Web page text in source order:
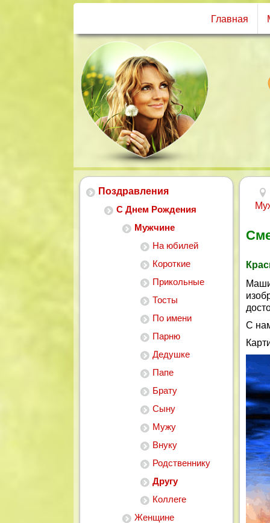
Главная
Поздравления
С Днем Рождения
Мужчине
На юбилей
Короткие
Прикольные
Тосты
По имени
Парню
Дедушке
Папе
Брату
Сыну
Мужу
Внуку
Родственнику
Другу
Коллеге
Женщине
С